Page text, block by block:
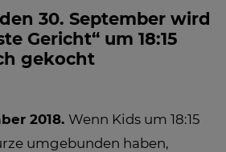
30. September wird
Gericht“ um 18:15
gekocht
2018. Wenn Kids um 18:15
umgebunden haben,